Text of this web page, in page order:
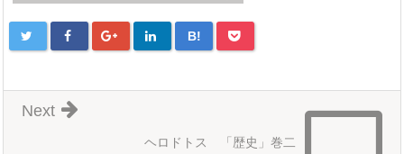
B!
ヘロドトス 「歴史」巻二
Next